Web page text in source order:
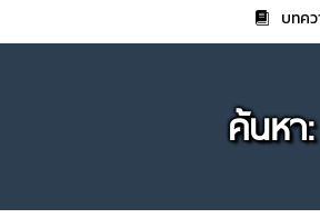
บทค
ค้นหา